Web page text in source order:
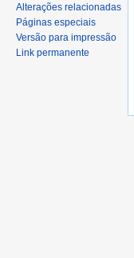
Alterações relacionadas
Páginas especiais
Versão para impressão
Link permanente